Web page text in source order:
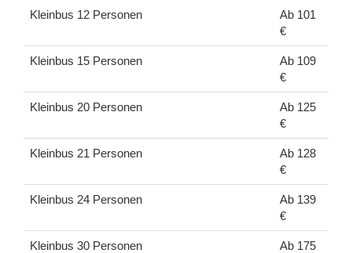
Kleinbus 12 Personen
Ab 101
€
Kleinbus 15 Personen
Ab 109
€
Kleinbus 20 Personen
Ab 125
€
Kleinbus 21 Personen
Ab 128
€
Kleinbus 24 Personen
Ab 139
€
Kleinbus 30 Personen Ab 175